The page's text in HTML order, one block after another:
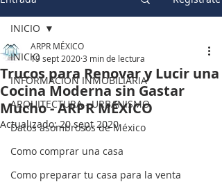
INICIO
INFORMACIÓN INMOBILIARIA
ARQUITECTURA - URBANISMO
Datos asombrosos de México
Como comprar una casa
Como preparar tu casa para la venta
INICIO
Trucos para Renovar y Lucir una
Cocina Moderna sin Gastar
Mucho - ARPR MÉXICO
ARPR MÉXICO
19 sept 20203 min de lectura
Actualizado:20 sept 2020